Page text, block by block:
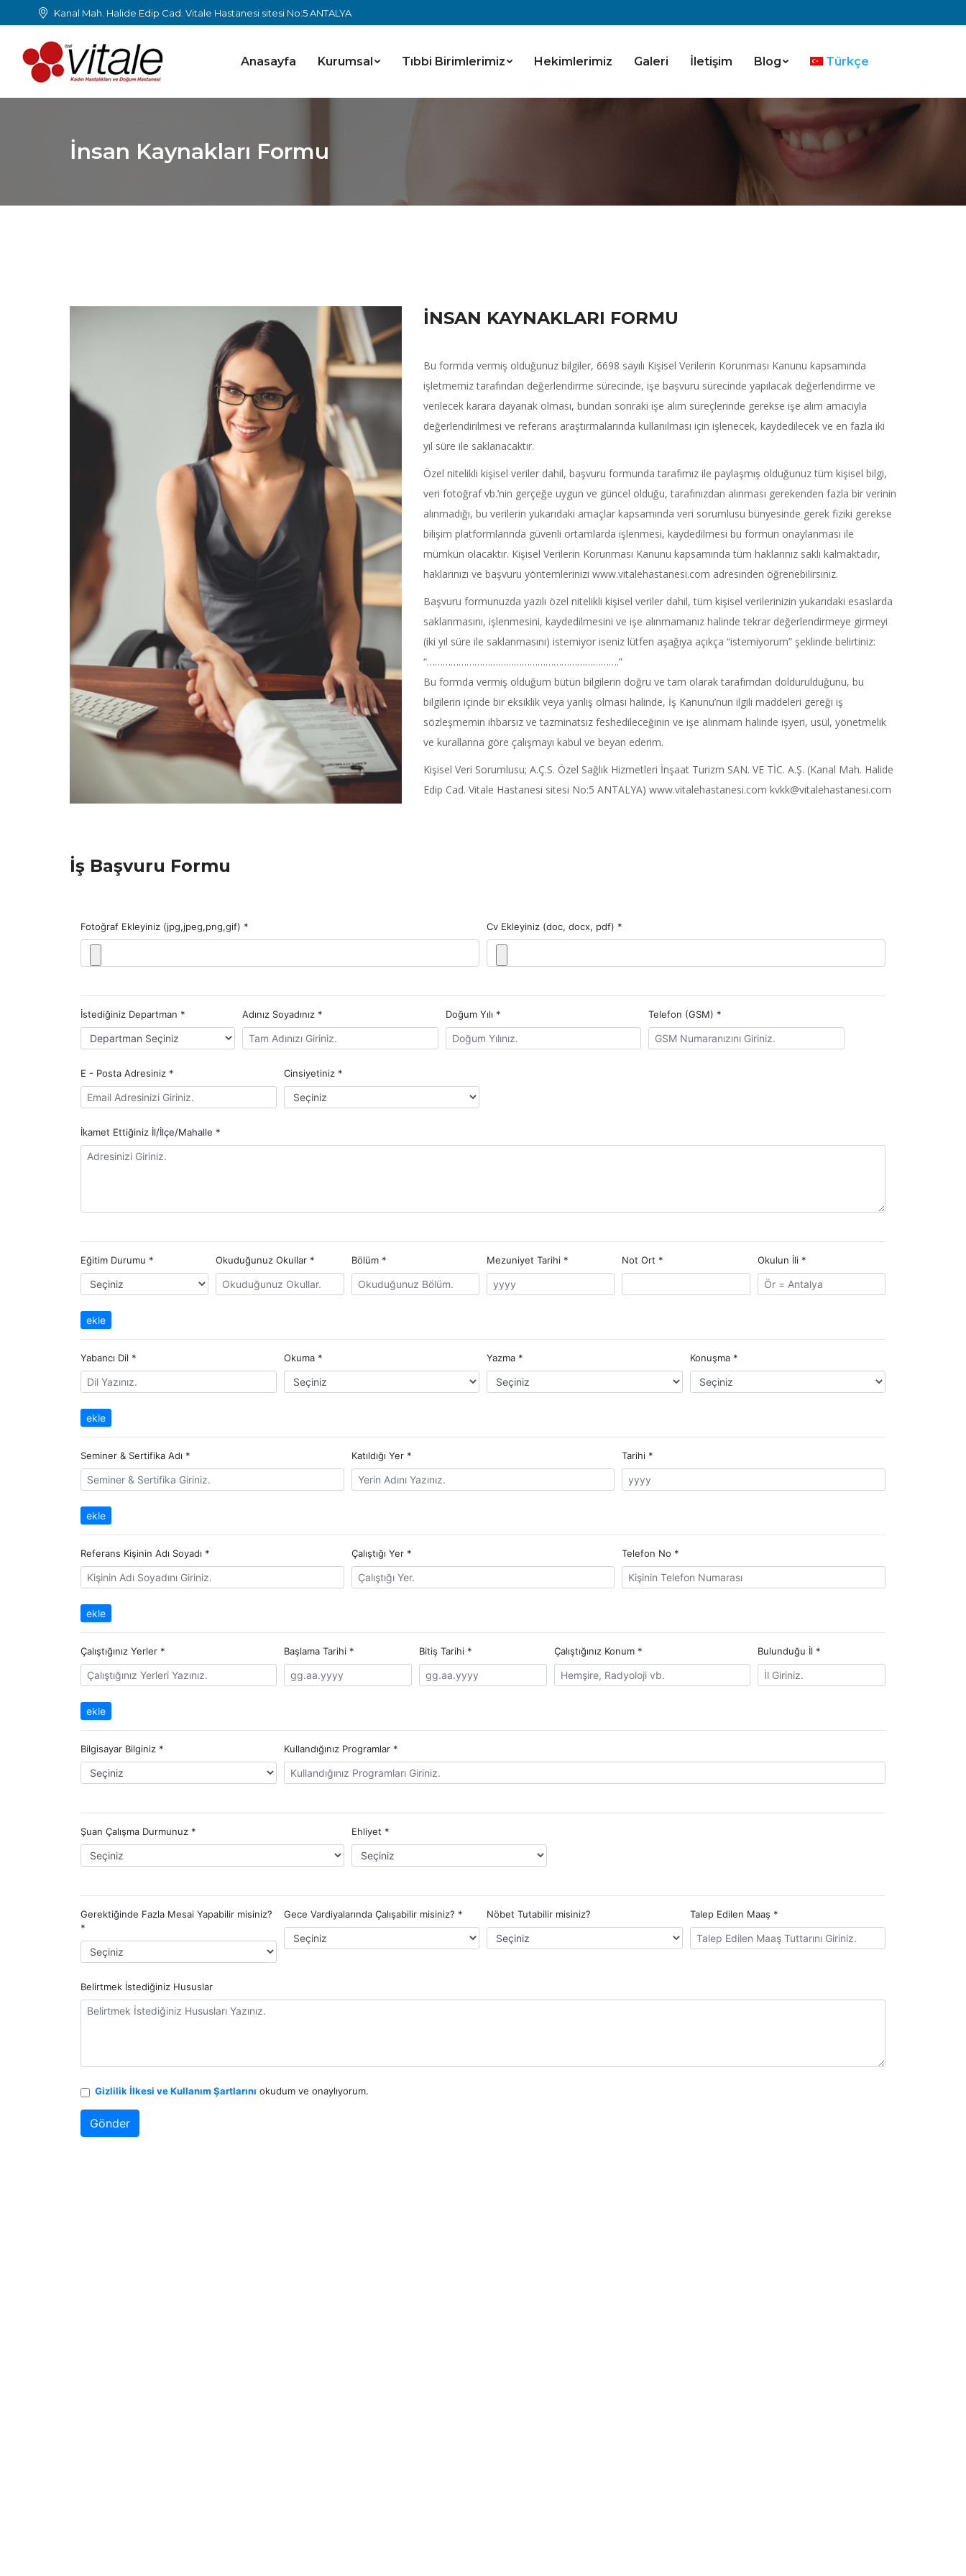
Kanal Mah. Halide Edip Cad. Vitale Hastanesi sitesi No:5 ANTALYA
Anasayfa Kurumsal Tıbbi Birimlerimiz Hekimlerimiz Galeri İletişim Blog Türkçe
İnsan Kaynakları Formu
İNSAN KAYNAKLARI FORMU
Bu formda vermiş olduğunuz bilgiler, 6698 sayılı Kişisel Verilerin Korunması Kanunu kapsamında
işletmemiz tarafından değerlendirme sürecinde, işe başvuru sürecinde yapılacak değerlendirme ve
verilecek karara dayanak olması, bundan sonraki işe alım süreçlerinde gerekse işe alım amacıyla
değerlendirilmesi ve referans araştırmalarında kullanılması için işlenecek, kaydedilecek ve en fazla iki
yıl süre ile saklanacaktır.
Özel nitelikli kişisel veriler dahil, başvuru formunda tarafımız ile paylaşmış olduğunuz tüm kişisel bilgi,
veri fotoğraf vb.’nin gerçeğe uygun ve güncel olduğu, tarafınızdan alınması gerekenden fazla bir verinin
alınmadığı, bu verilerin yukarıdaki amaçlar kapsamında veri sorumlusu bünyesinde gerek fiziki gerekse
bilişim platformlarında güvenli ortamlarda işlenmesi, kaydedilmesi bu formun onaylanması ile
mümkün olacaktır. Kişisel Verilerin Korunması Kanunu kapsamında tüm haklarınız saklı kalmaktadır,
haklarınızı ve başvuru yöntemlerinizi www.vitalehastanesi.com adresinden öğrenebilirsiniz.
Başvuru formunuzda yazılı özel nitelikli kişisel veriler dahil, tüm kişisel verilerinizin yukarıdaki esaslarda
saklanmasını, işlenmesini, kaydedilmesini ve işe alınmamanız halinde tekrar değerlendirmeye girmeyi
(iki yıl süre ile saklanmasını) istemiyor iseniz lütfen aşağıya açıkça “istemiyorum” şeklinde belirtiniz:
“……………………………………………………………….”
Bu formda vermiş olduğum bütün bilgilerin doğru ve tam olarak tarafımdan doldurulduğunu, bu
bilgilerin içinde bir eksiklik veya yanlış olması halinde, İş Kanunu’nun ilgili maddeleri gereği iş
sözleşmemin ihbarsız ve tazminatsız feshedileceğinin ve işe alınmam halinde işyeri, usül, yönetmelik
ve kurallarına göre çalışmayı kabul ve beyan ederim.
Kişisel Veri Sorumlusu; A.Ç.S. Özel Sağlık Hizmetleri İnşaat Turizm SAN. VE TİC. A.Ş. (Kanal Mah. Halide
Edip Cad. Vitale Hastanesi sitesi No:5 ANTALYA) www.vitalehastanesi.com kvkk@vitalehastanesi.com
İş Başvuru Formu